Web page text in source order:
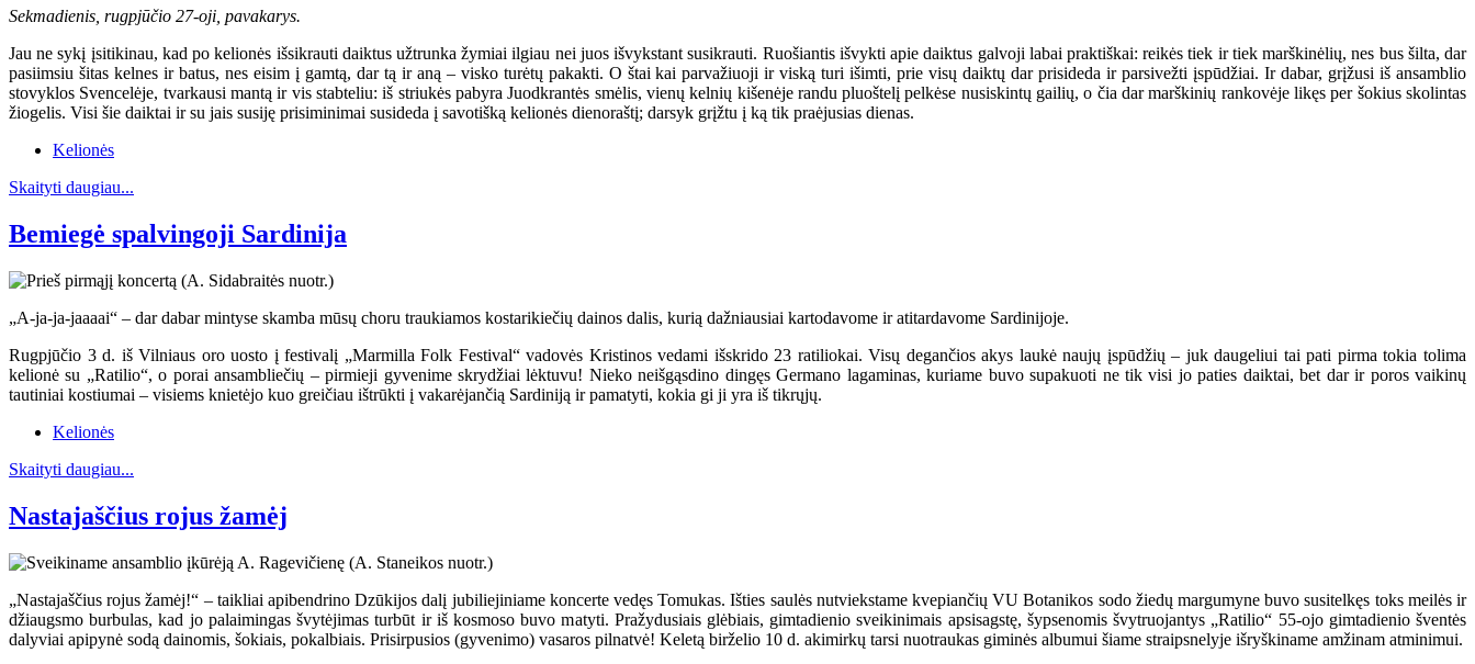
Sekmadienis, rugpjūčio 27-oji, pavakarys.
Jau ne sykį įsitikinau, kad po kelionės išsikrauti daiktus užtrunka žymiai ilgiau nei juos išvykstant susikrauti. Ruošiantis išvykti apie daiktus galvoji labai praktiškai: reikės tiek ir tiek marškinėlių, nes bus šilta, dar
pasiimsiu šitas kelnes ir batus, nes eisim į gamtą, dar tą ir aną – visko turėtų pakakti. O štai kai parvažiuoji ir viską turi išimti, prie visų daiktų dar prisideda ir parsivežti įspūdžiai. Ir dabar, grįžusi iš ansamblio
stovyklos Svencelėje, tvarkausi mantą ir vis stabteliu: iš striukės pabyra Juodkrantės smėlis, vienų kelnių kišenėje randu pluoštelį pelkėse nusiskintų gailių, o čia dar marškinių rankovėje likęs per šokius skolintas
žiogelis. Visi šie daiktai ir su jais susiję prisiminimai susideda į savotišką kelionės dienoraštį; darsyk grįžtu į ką tik praėjusias dienas.
Kelionės
Skaityti daugiau...
Bemiegė spalvingoji Sardinija
„A-ja-ja-jaaaai“ – dar dabar mintyse skamba mūsų choru traukiamos kostarikiečių dainos dalis, kurią dažniausiai kartodavome ir atitardavome Sardinijoje.
Rugpjūčio 3 d. iš Vilniaus oro uosto į festivalį „Marmilla Folk Festival“ vadovės Kristinos vedami išskrido 23 ratiliokai. Visų degančios akys laukė naujų įspūdžių – juk daugeliui tai pati pirma tokia tolima
kelionė su „Ratilio“, o porai ansambliečių – pirmieji gyvenime skrydžiai lėktuvu! Nieko neišgąsdino dingęs Germano lagaminas, kuriame buvo supakuoti ne tik visi jo paties daiktai, bet dar ir poros vaikinų
tautiniai kostiumai – visiems knietėjo kuo greičiau ištrūkti į vakarėjančią Sardiniją ir pamatyti, kokia gi ji yra iš tikrųjų.
Kelionės
Skaityti daugiau...
Nastajaščius rojus žamėj
„Nastajaščius rojus žamėj!“ – taikliai apibendrino Dzūkijos dalį jubiliejiniame koncerte vedęs Tomukas. Išties saulės nutviekstame kvepiančių VU Botanikos sodo žiedų margumyne buvo susitelkęs toks meilės ir
džiaugsmo burbulas, kad jo palaimingas švytėjimas turbūt ir iš kosmoso buvo matyti. Pražydusiais glėbiais, gimtadienio sveikinimais apsisagstę, šypsenomis švytruojantys „Ratilio“ 55-ojo gimtadienio šventės
dalyviai apipynė sodą dainomis, šokiais, pokalbiais. Prisirpusios (gyvenimo) vasaros pilnatvė! Keletą birželio 10 d. akimirkų tarsi nuotraukas giminės albumui šiame straipsnelyje išryškiname amžinam atminimui.